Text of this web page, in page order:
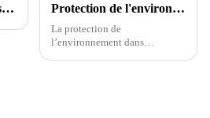
Explorer le monde des tatouages ​​temporaires : aperçus encrés et questions courantes Protection de l'environnement dans l'industrie de l'emballage et de l'imprimerie
La protection de
l’environnement dans